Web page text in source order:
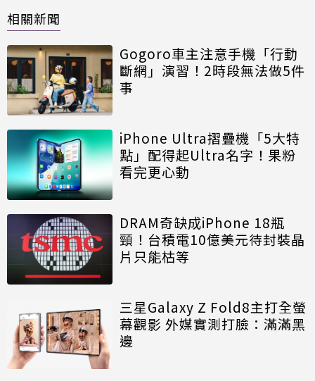
相關新聞
Gogoro車主注意手機「行動
斷網」演習！2時段無法做5件
事
iPhone Ultra摺疊機「5大特
點」配得起Ultra名字！果粉
看完更心動
DRAM奇缺成iPhone 18瓶
頸！台積電10億美元待封裝晶
片只能枯等
三星Galaxy Z Fold8主打全螢
幕觀影 外媒實測打臉：滿滿黑
邊